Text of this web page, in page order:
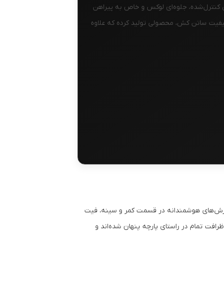
کنترل‌شده، جلوه‌ای لوکس و خاص به پیراهن
ساتن کش، محصولی تولید کرده که علاوه
برش‌های هوشمندانه در قسمت کمر و سینه، فیت
تمام در راستای پارچه پنهان شده‌اند و